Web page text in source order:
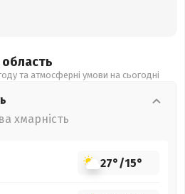
область
та атмосферні умови на сьогодні
хмарність
27°/15°